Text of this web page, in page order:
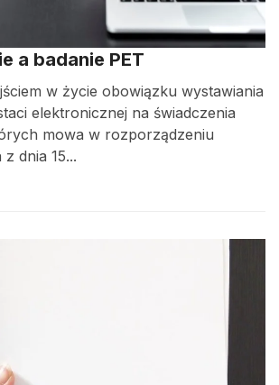
a badanie PET
w życie obowiązku wystawiania
elektronicznej na świadczenia
mowa w rozporządzeniu
dnia 15...